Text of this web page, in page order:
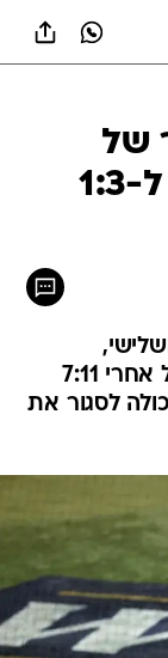
של
אריזונה: טקסס עלתה ל-1:3
באינינג השלישי,
הדיאמונדבקס ניסו לקום מהבור, אבל אחרי 7:11
בסדרה ויכולה לסגור את